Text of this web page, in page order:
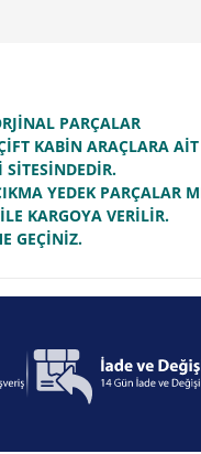
PARÇALAR
KABİN ARAÇLARA AİT
YEDEK PARÇALAR
KARGOYA VERİLİR.
GEÇİNİZ.